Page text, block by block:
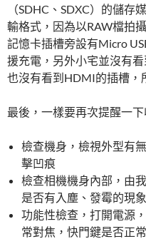
（SDHC、SDXC）的儲
輸格式，因為以RAW檔拍
記憶卡插槽旁設有Micro
援充電，另外小宅並沒有
也沒有看到HDMI的插槽，
最後，一樣要再次提醒一
檢查機身，檢視外型有
擊凹痕
檢查相機機身內部，由
是否有入塵、發霉的現象
功能性檢查，打開電源
常對焦，快門鍵是否正